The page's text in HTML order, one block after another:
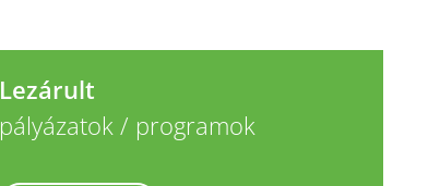
Lezárult
pályázatok / programok